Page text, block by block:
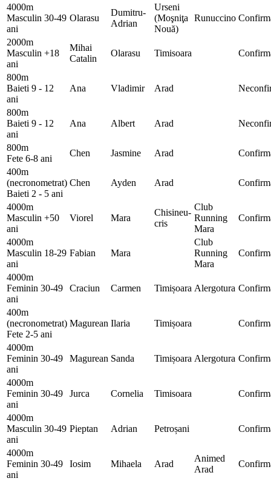
4000m
Masculin 30-49
ani
Olarasu
Dumitru-
Adrian
Urseni
(Moşniţa
Nouă)
Runuccino
2000m
Masculin +18
ani
Mihai
Catalin
Olarasu Timisoara
800m
Baieti 9 - 12
ani
Ana Vladimir Arad
800m
Baieti 9 - 12
ani
Ana Albert Arad
800m
Fete 6-8 ani
Chen Jasmine Arad
400m
(necronometrat)
Baieti 2 - 5 ani
Chen Ayden Arad
4000m
Masculin +50
ani
Viorel Mara
Chisineu-
cris
Club
Running
Mara
4000m
Masculin 18-29
ani
Fabian Mara
Club
Running
Mara
4000m
Feminin 30-49
ani
Craciun Carmen Timișoara Alergotura
400m
(necronometrat)
Fete 2-5 ani
Magurean Ilaria Timișoara
4000m
Feminin 30-49
ani
Magurean Sanda Timișoara Alergotura
4000m
Feminin 30-49
ani
Jurca Cornelia Timisoara
4000m
Masculin 30-49
ani
Pieptan Adrian Petroșani
4000m
Feminin 30-49
ani
Iosim Mihaela Arad
Animed
Arad